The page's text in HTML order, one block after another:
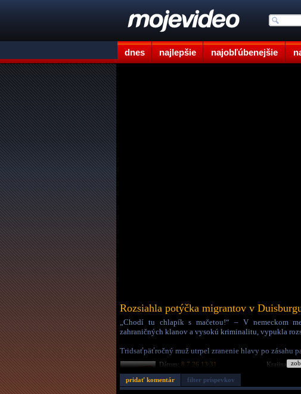
dnes najlepšie najobľúbenejšie
Rozsiahla potýčka migrantov v
„Chodí tu chlapík s mačetou!“ – V nemeckom
zahraničných klanov a vysokú kriminalitu, vypukla
Tridsaťpäťročný muž utrpel zranenie hlavy po zásahu
Dátum: 8.7.26 13:31
Dĺžka:
1:31
Krajina:
policajný
pridať komentár filter príspevkov